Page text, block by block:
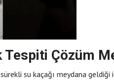
Tespiti Çözüm
su kaçağı meydana geldiği